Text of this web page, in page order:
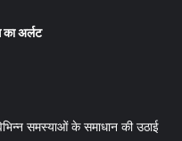
अर्लट
विभिन्न समस्याओं के समाधान की उठाई